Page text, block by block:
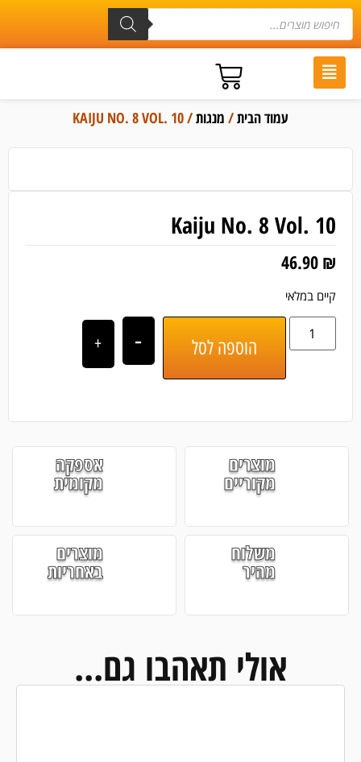
עמוד הבית/ מנגות/ KAIJU NO. 8 VOL. 10
Kaiju No. 8 Vol. 10
46.90 ₪
קיים במלאי
-
+ הוספה לסל
מוצרים
מקוריים
אספקה
מקומית
משלוח
מהיר
מוצרים
באחריות
אולי תאהבו גם...